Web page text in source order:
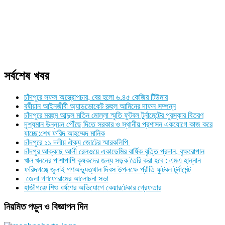
সর্বশেষ খবর
চাঁদপুরে সফল অস্ত্রোপচার, বের হলো ৬.৪৫ কেজির টিউমার
বর্ষীয়ান আইনজীবী অ্যাডভোকেট রুহুল আমিনের দাফন সম্পন্ন
চাঁদপুরে মরহুম আব্দুল মতিন মোল্লা স্মৃতি ফুটবল টুর্নামেন্টের পুরস্কার বিতরণ
দৃশ্যমান উন্নয়ন পৌঁছে দিতে সরকার ও স্থানীয় প্রশাসন একযোগে কাজ করে
যাচ্ছে:শেখ ফরিদ আহম্মেদ মানিক
চাঁদপুরে ১১ দলীয় ঐক্য জোটের স্মারকলিপি
চাঁদপুর আক্কাছ আলী রেলওয়ে একাডেমির বার্ষিক বৃত্তি প্রদান, বৃক্ষরোপান
খাল খননের পাশাপাশি কৃষকদের জন্য সড়ক তৈরি করা হবে : এমএ হান্নান
ফরিদগঞ্জে জুলাই গণঅভ্যুত্থান দিবস উপলক্ষে প্রীতি ফুটবল টুর্নামেন্ট
জেলা গণফোরামের আলোচনা সভা
হাজীগঞ্জে শিশু ধর্ষণের অভিযোগে কেয়ারটেকার গ্রেফতার
নিয়মিত পড়ুন ও বিজ্ঞাপন দিন